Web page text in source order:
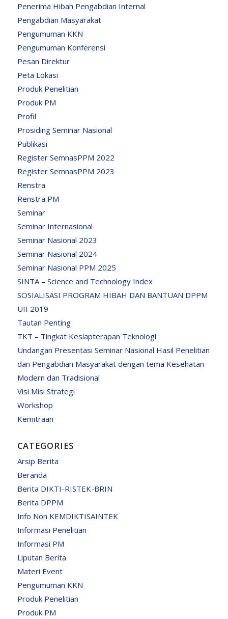
Penerima Hibah Pengabdian Internal
Pengabdian Masyarakat
Pengumuman KKN
Pengumuman Konferensi
Pesan Direktur
Peta Lokasi
Produk Penelitian
Produk PM
Profil
Prosiding Seminar Nasional
Publikasi
Register SemnasPPM 2022
Register SemnasPPM 2023
Renstra
Renstra PM
Seminar
Seminar Internasional
Seminar Nasional 2023
Seminar Nasional 2024
Seminar Nasional PPM 2025
SINTA – Science and Technology Index
SOSIALISASI PROGRAM HIBAH DAN BANTUAN DPPM
UII 2019
Tautan Penting
TKT – Tingkat Kesiapterapan Teknologi
Undangan Presentasi Seminar Nasional Hasil Penelitian
dan Pengabdian Masyarakat dengan tema Kesehatan
Modern dan Tradisional
Visi Misi Strategi
Workshop
Kemitraan
CATEGORIES
Arsip Berita
Beranda
Berita DIKTI-RISTEK-BRIN
Berita DPPM
Info Non KEMDIKTISAINTEK
Informasi Penelitian
Informasi PM
Liputan Berita
Materi Event
Pengumuman KKN
Produk Penelitian
Produk PM